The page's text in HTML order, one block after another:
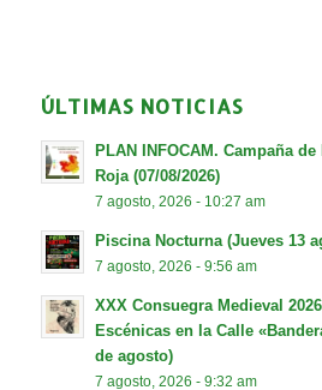
ÚLTIMAS NOTICIAS
PLAN INFOCAM. Campaña
Roja (07/08/2026)
7 agosto, 2026 - 10:27 am
Piscina Nocturna (Jueves 13
7 agosto, 2026 - 9:56 am
XXX Consuegra Medieval
Escénicas en la Calle
de agosto)
7 agosto, 2026 - 9:32 am